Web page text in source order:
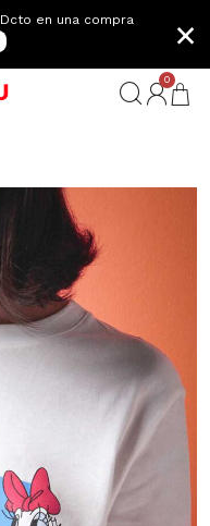
Dcto en una compra
×
0